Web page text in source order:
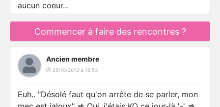
aucun coeur...
Commencer à faire des rencontres ?
Ancien membre
25/10/2013 à 16:53
Euh.. "Désolé faut qu'on arrête de se parler, mon